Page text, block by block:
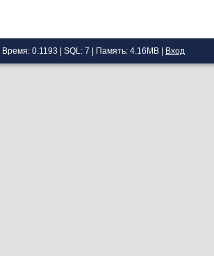
| Время: 0.1193 | SQL: 7 | Память: 4.16MB Вход